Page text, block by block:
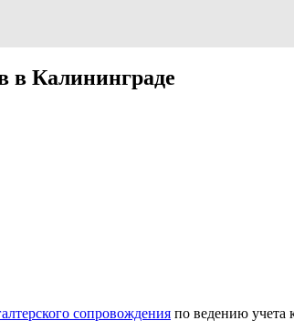
в Калининграде
сопровождения по ведению учета